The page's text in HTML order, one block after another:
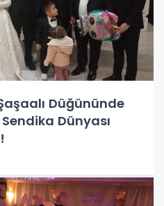
Düğününde
Dünyası